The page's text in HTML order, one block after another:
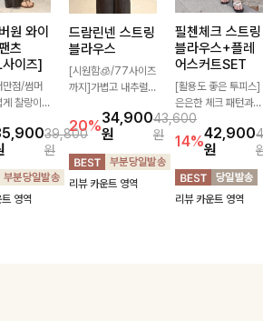
원 와이
츠
이즈]
만점/썸머
찰랑이는
로운 와이
하루 종일
착용하실 수
입니다 🖤
체 밴딩과
일로 안정
39,800
원
영역
드람린넨 스트링
블라우스
[시원함🧊/77사이즈
까지]가볍고 내추럴한
라우스로, 답답함 없
는 슬릿 카라 디자인
이 얼굴선을 더욱 시
원하게 연출해드립니
다 🤍🌿
20%34,900
원
43,600
원
리뷰 카운트 영역
필첸체크 스트링
블라우스+플레
어스커트SET
[활용도 좋은 투피스]
은은한 체크 패턴과
허리 스트링 디테일이
어우러진 투피스 세트
입니다. 여유로운 상
의와 풍성하게 퍼지는
롱스커트가 자연스러
운 체형 커버는 물론,
14%42,900
원
리뷰 카운트 영역